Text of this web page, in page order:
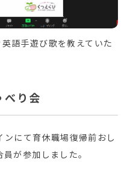
語手遊び歌を教えていた
べり会
にて育休職場復帰前おし
が参加しました。